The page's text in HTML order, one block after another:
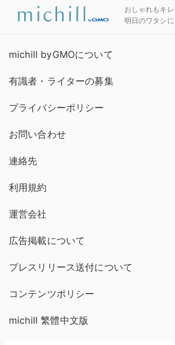
おしゃれもキレ
明日のワタシ
michill byGMOについて
有識者・ライターの募集
プライバシーポリシー
お問い合わせ
連絡先
利用規約
運営会社
広告掲載について
プレスリリース送付について
コンテンツポリシー
michill 繁體中文版